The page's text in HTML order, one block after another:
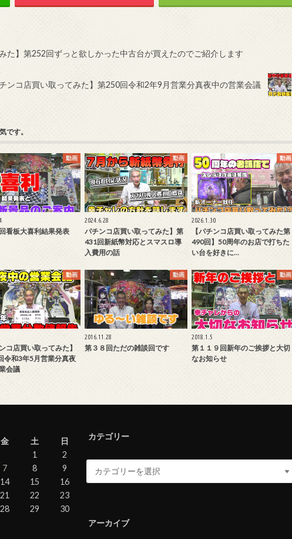
た】第252回ずっと欲しかった中古台が買えたのでご紹介します
チンコ店買い取ってみた】第250回令和2年9月営業分真夜中の営業会議
です。
動画
看板大喜利結果発表
動画
2024.6.28
パチンコ店買い取ってみた】第
431回新紙幣対応とスマスロ導
入費用の話
動画
2026.1.30
【パチンコ店買い取ってみた第
490回】50周年のお店で打ちた
い台を好きに…
動画
コ店買い取ってみた】
令和3年5月営業分真夜
会議
動画
2016.11.28
第３８回ただの雑談回です
動画
2018.1.5
第１１９回新年のご挨拶と大切
なお知らせ
金 土
日
1
2
7 8
9
14 15
16
21 22
23
28 29
30
カテゴリー
アーカイブ